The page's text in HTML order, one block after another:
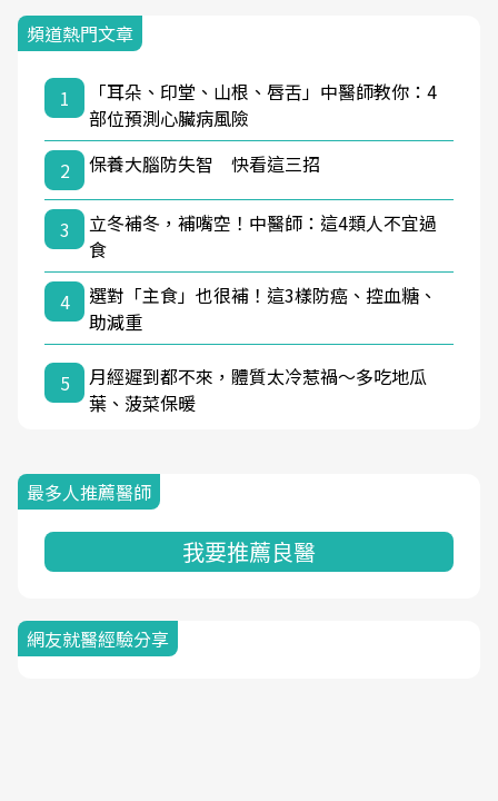
頻道熱門文章
1
「耳朵、印堂、山根、唇舌」中醫師教你：4
部位預測心臟病風險
2
保養大腦防失智 快看這三招
3
立冬補冬，補嘴空！中醫師：這4類人不宜過
食
4
選對「主食」也很補！這3樣防癌、控血糖、
助減重
5
月經遲到都不來，體質太冷惹禍〜多吃地瓜
葉、菠菜保暖
最多人推薦醫師
我要推薦良醫
網友就醫經驗分享